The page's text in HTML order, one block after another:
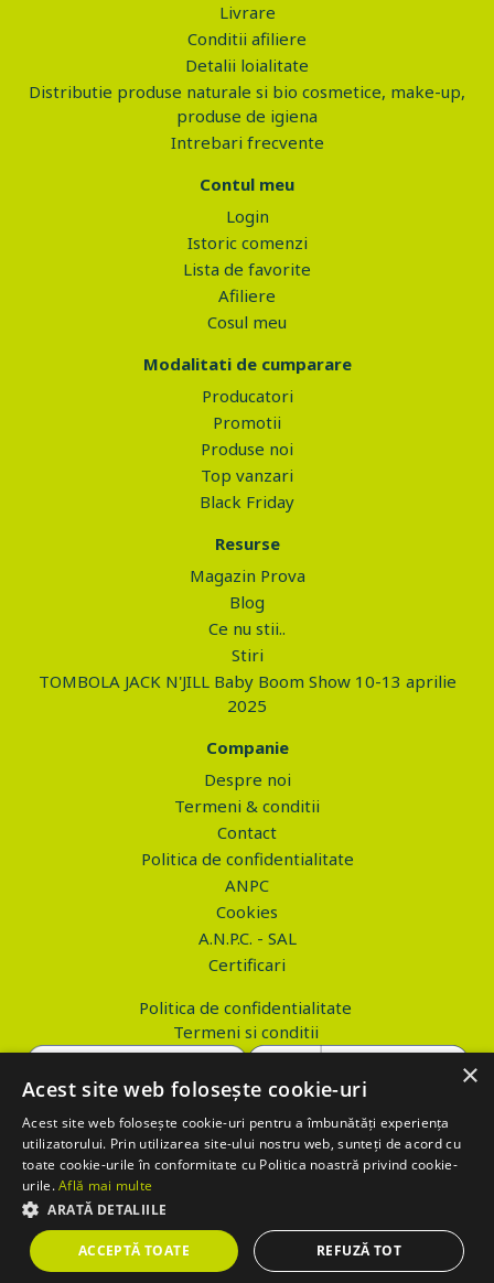
Livrare
Conditii afiliere
Detalii loialitate
Distributie produse naturale si bio cosmetice, make-up,
produse de igiena
Intrebari frecvente
Contul meu
Login
Istoric comenzi
Lista de favorite
Afiliere
Cosul meu
Modalitati de cumparare
Producatori
Promotii
Produse noi
Top vanzari
Black Friday
Resurse
Magazin Prova
Blog
Ce nu stii..
Stiri
TOMBOLA JACK N'JILL Baby Boom Show 10-13 aprilie
2025
Companie
Despre noi
Termeni & conditii
Contact
Politica de confidentialitate
ANPC
Cookies
A.N.P.C. - SAL
Certificari
Politica de confidentialitate
Termeni si conditii
Copyright © 2026 PROVA.ro
$('.btn_gdpr').click(function() { //alert('test'); var values='';
values+='action=accept-gdpr'; $.ajax({ method: "POST", url:
"https://www.prova.ro/gdpr.php", data: values, success: function(html)
{ if (html == 'success') { $('.box_gdpr').remove(); return false; } } });
×
Acest site web folosește cookie-uri
Acest site web folosește cookie-uri pentru a îmbunătăți experiența
utilizatorului. Prin utilizarea site-ului nostru web, sunteți de acord cu
toate cookie-urile în conformitate cu Politica noastră privind cookie-
urile.Află mai multe
ARATĂ DETALIILE
ACCEPTĂ TOATE REFUZĂ TOT